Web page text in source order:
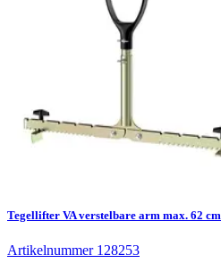
Tegellifter VA verstelbare arm max. 62
Artikelnummer 128253